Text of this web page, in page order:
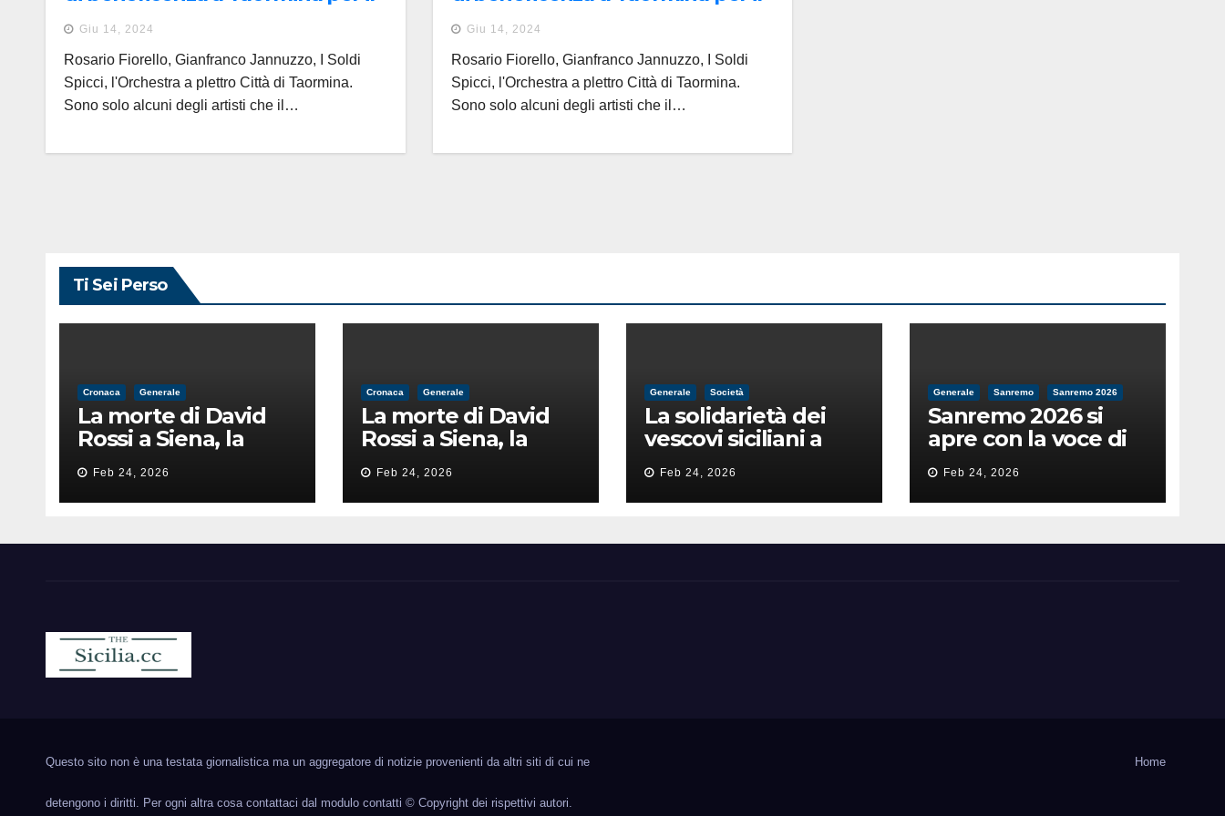
Centro cardiologico pediatrico
del Mediterraneo
Giu 14, 2024
Rosario Fiorello, Gianfranco Jannuzzo, I Soldi
Spicci, l'Orchestra a plettro Città di Taormina.
Sono solo alcuni degli artisti che il…
Centro cardiologico pediatrico
del Mediterraneo
Giu 14, 2024
Rosario Fiorello, Gianfranco Jannuzzo, I Soldi
Spicci, l'Orchestra a plettro Città di Taormina.
Sono solo alcuni degli artisti che il…
Ti Sei Perso
Cronaca Generale
La morte di David
Rossi a Siena, la
perizia lancia la
pista di
un’intimidazione
Feb 24, 2026
Cronaca Generale
La morte di David
Rossi a Siena, la
perizia lancia la
pista di
un’intimidazione
Feb 24, 2026
Generale Società
La solidarietà dei
vescovi siciliani a
Lorefice: «Ha difeso
il valore e la dignità
dell’umanità»
Feb 24, 2026
Generale Sanremo Sanremo 2026
Sanremo 2026 si
apre con la voce di
Pippo Baudo
Feb 24, 2026
Questo sito non è una testata giornalistica ma un aggregatore di notizie provenienti da altri siti di cui ne
detengono i diritti. Per ogni altra cosa contattaci dal modulo contatti © Copyright dei rispettivi autori.
Home